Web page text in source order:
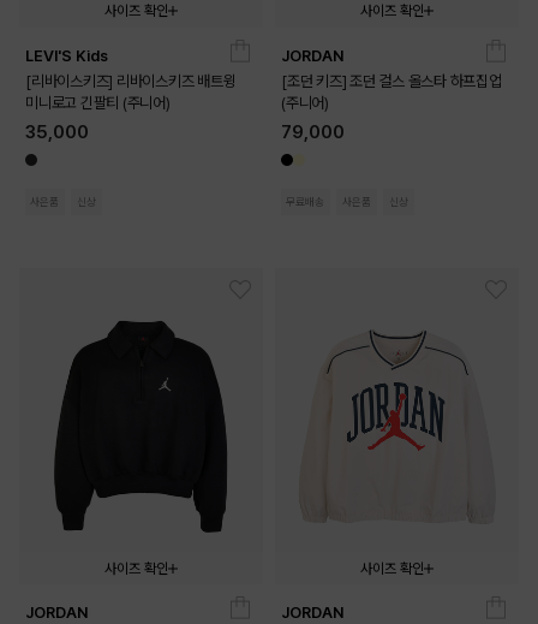
사이즈 확인
140
LEVI'S Kids
[리바이스키즈] 리바이스키즈 배트윙
미니로고 긴팔티 (주니어)
35,000
사은품 신상
사이즈 확인
JORDAN
[조던 키즈] 조던 걸스 올스타 하프집업
(주니어)
79,000
무료배송 사은품 신상
사이즈 확인
JORDAN
사이즈 확인
JORDAN